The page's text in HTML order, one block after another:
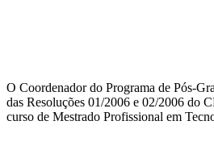
O Coordenador do Programa de Pós-
das Resoluções 01/2006 e 02/2006 do
curso de Mestrado Profissional em